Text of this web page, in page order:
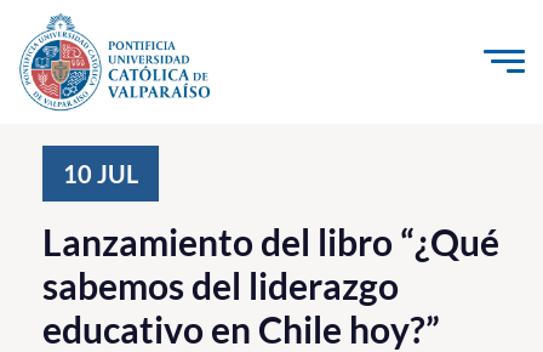
Click acá para ir directamente al contenido
Investigación, Creación e Innovación
PUCV Internacional
Vinculación con el Medio
10 JUL
Lanzamiento del libro “¿Qué
sabemos del liderazgo
educativo en Chile hoy?”